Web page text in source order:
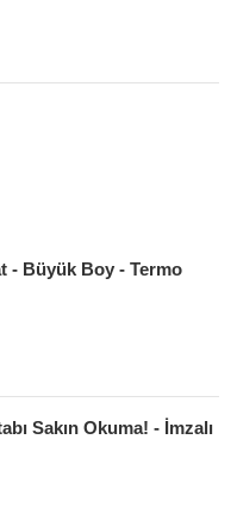
- Büyük Boy - Termo
Sakın Okuma! - İmzalı